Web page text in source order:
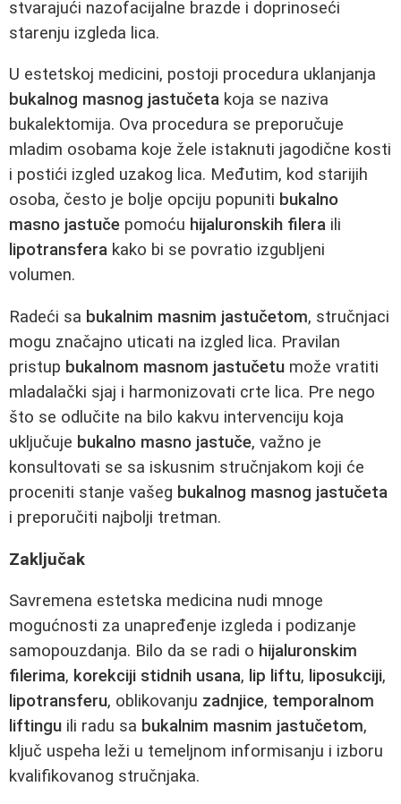
stvarajući nazofacijalne brazde i doprinoseći
starenju izgleda lica.
U estetskoj medicini, postoji procedura uklanjanja
bukalnog masnog jastučeta koja se naziva
bukalektomija. Ova procedura se preporučuje
mladim osobama koje žele istaknuti jagodične kosti
i postići izgled uzakog lica. Međutim, kod starijih
osoba, često je bolje opciju popuniti bukalno
masno jastuče pomoću hijaluronskih filera ili
lipotransfera kako bi se povratio izgubljeni
volumen.
Radeći sa bukalnim masnim jastučetom, stručnjaci
mogu značajno uticati na izgled lica. Pravilan
pristup bukalnom masnom jastučetu može vratiti
mladalački sjaj i harmonizovati crte lica. Pre nego
što se odlučite na bilo kakvu intervenciju koja
uključuje bukalno masno jastuče, važno je
konsultovati se sa iskusnim stručnjakom koji će
proceniti stanje vašeg bukalnog masnog jastučeta
i preporučiti najbolji tretman.
Zaključak
Savremena estetska medicina nudi mnoge
mogućnosti za unapređenje izgleda i podizanje
samopouzdanja. Bilo da se radi o hijaluronskim
filerima, korekciji stidnih usana, lip liftu, liposukciji,
lipotransferu, oblikovanju zadnjice, temporalnom
liftingu ili radu sa bukalnim masnim jastučetom,
ključ uspeha leži u temeljnom informisanju i izboru
kvalifikovanog stručnjaka.